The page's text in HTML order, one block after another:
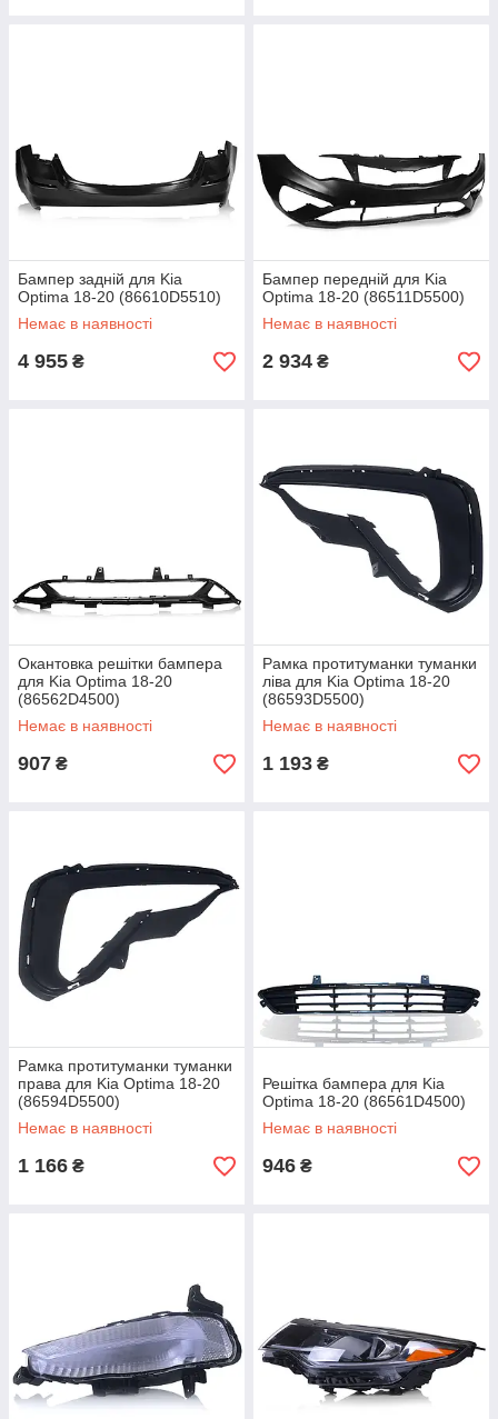
Бампер задній для Kia
Optima 18-20 (86610D5510)
Немає в наявності
4 955 ₴
Бампер передній для Kia
Optima 18-20 (86511D5500)
Немає в наявності
2 934 ₴
Окантовка решітки бампера
для Kia Optima 18-20
(86562D4500)
Немає в наявності
907 ₴
Рамка протитуманки туманки
ліва для Kia Optima 18-20
(86593D5500)
Немає в наявності
1 193 ₴
Рамка протитуманки туманки
права для Kia Optima 18-20
(86594D5500)
Немає в наявності
1 166 ₴
Решітка бампера для Kia
Optima 18-20 (86561D4500)
Немає в наявності
946 ₴